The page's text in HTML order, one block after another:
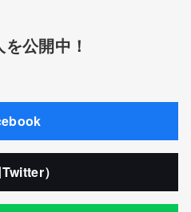
を公開中！
）